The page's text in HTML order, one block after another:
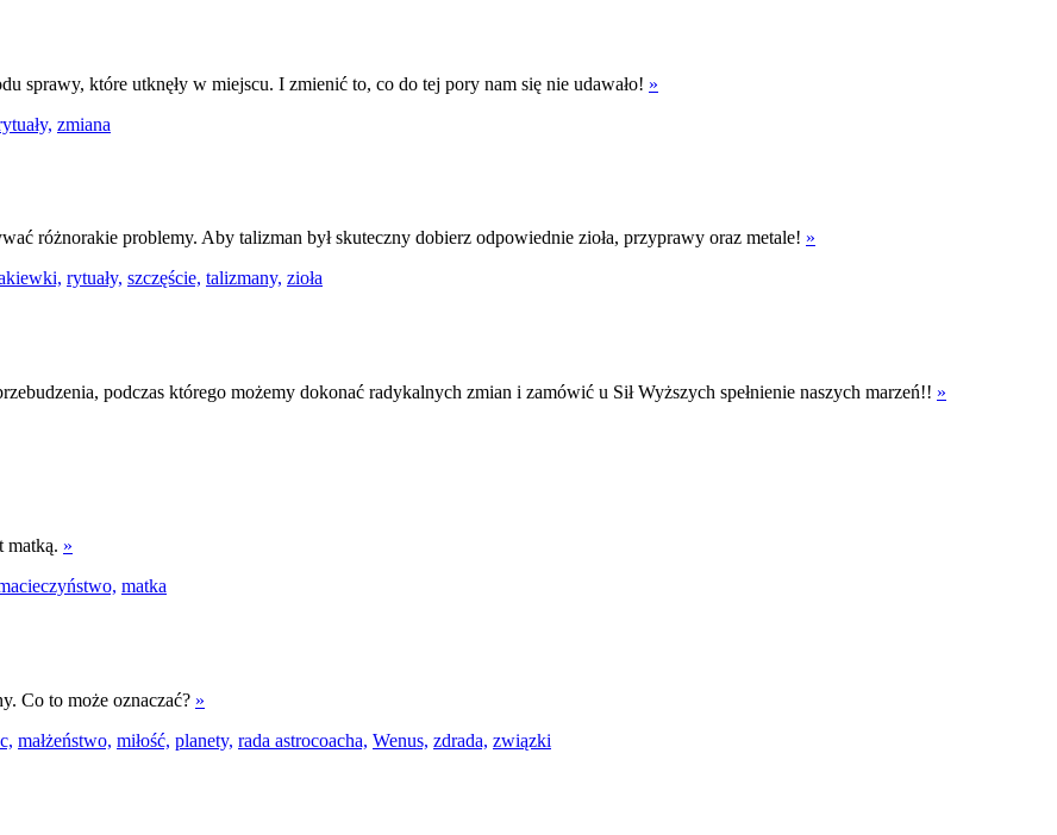
sprawy, które utknęły w miejscu. I zmienić to, co do tej pory nam się nie udawało! »
zmiana
różnorakie problemy. Aby talizman był skuteczny dobierz odpowiednie zioła, przyprawy oraz metale! »
rytuały, szczęście, talizmany, zioła
podczas którego możemy dokonać radykalnych zmian i zamówić u Sił Wyższych spełnienie naszych marzeń!! »
matką. »
matka
Co to może oznaczać? »
małżeństwo, miłość, planety, rada astrocoacha, Wenus, zdrada, związki